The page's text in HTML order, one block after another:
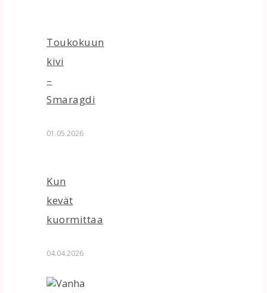
Toukokuun
kivi
–
Smaragdi
01.05.2026
Kun
kevät
kuormittaa
04.04.2026